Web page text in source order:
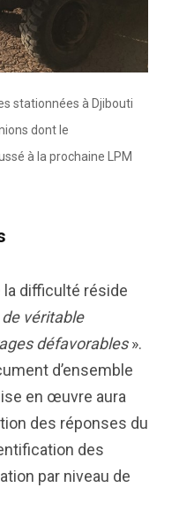
stationnées à Djibouti
dont le
à la prochaine LPM
difficulté réside
de véritable
défavorables».
d’ensemble
en œuvre aura
des réponses du
des
par niveau de